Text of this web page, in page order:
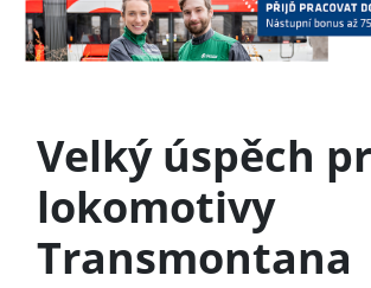
Velký úspěch
lokomotivy
Transmontana